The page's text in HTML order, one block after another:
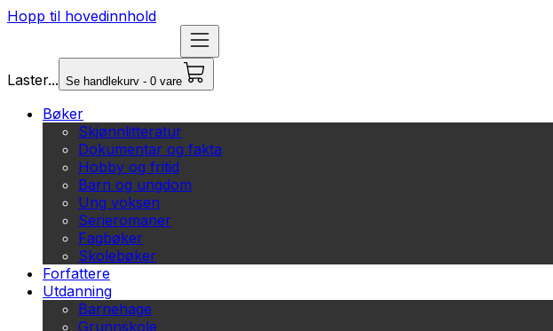
Hopp til hovedinnhold
Laster... Se handlekurv - 0 vare
Bøker
Skjønnlitteratur
Dokumentar og fakta
Hobby og fritid
Barn og ungdom
Ung voksen
Serieromaner
Fagbøker
Skolebøker
Forfattere
Utdanning
Barnehage
Grunnskole